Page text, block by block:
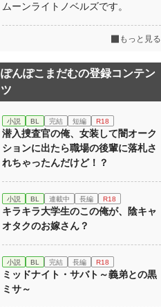
ムーンライトノベルズです。
もっと見る
ぽんぽこまだむの登録コンテン
ツ
小説 BL 完結 短編 R18
潜入捜査官の俺、女装して闇オーク
ションに出たら職場の後輩に落札さ
れちゃったんだけど！？
小説 BL 連載中 長編 R18
キラキラ大学生のこの俺が、陰キャ
オタクのお嫁さん？
小説 BL 完結 長編 R18
ミッドナイト・サバト～義弟との黒
ミサ～